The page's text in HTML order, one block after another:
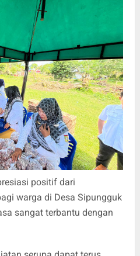
positif dari
warga di Desa Sipungguk
sangat terbantu dengan